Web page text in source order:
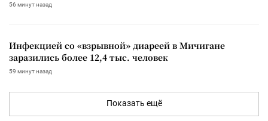
56 минут назад
Инфекцией со «взрывной» диареей в Мичигане
заразились более 12,4 тыс. человек
59 минут назад
Показать ещё